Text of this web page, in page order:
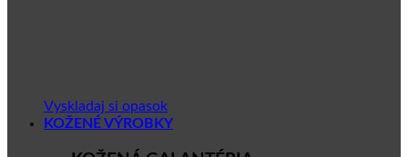
Vyskladaj si opasok
KOŽENÉ VÝROBKY